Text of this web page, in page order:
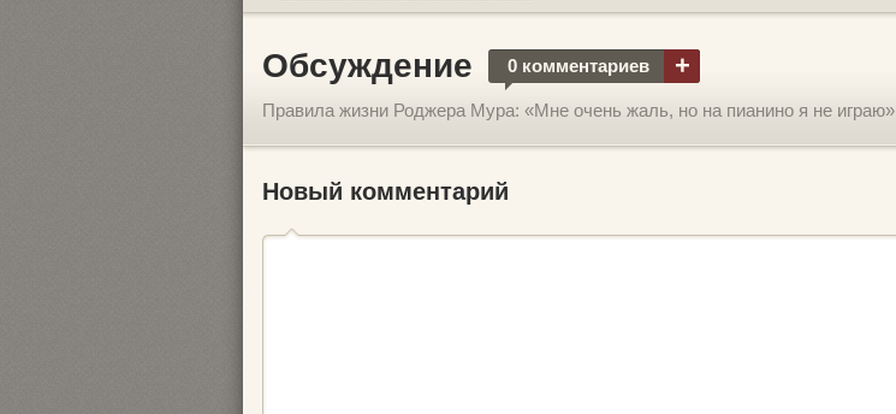
Обсуждение 0 комментариев +
Правила жизни Роджера Мура: «Мне очень жаль, но на пианино я не играю»
Новый комментарий